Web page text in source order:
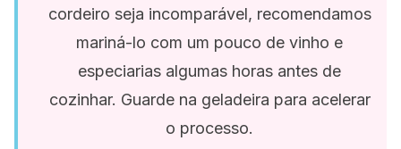
cordeiro seja incomparável, recomendamos
mariná-lo com um pouco de vinho e
especiarias algumas horas antes de
cozinhar. Guarde na geladeira para acelerar
o processo.